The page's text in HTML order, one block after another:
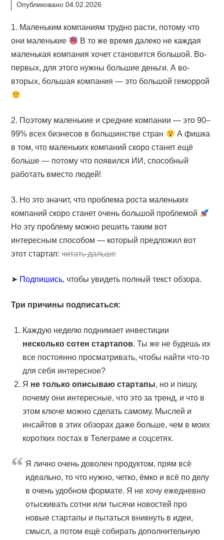
Опубликовано 04.02.2026
1. Маленьким компаниям трудно расти, потому что
они маленькие
В то же время далеко не каждая
маленькая компания хочет становится большой. Во-
первых, для этого нужны большие деньги. А во-
вторых, большая компания — это большой геморрой
2. Поэтому маленькие и средние компании — это 90–
99% всех бизнесов в большинстве стран
А фишка
в том, что маленьких компаний скоро станет ещё
больше — потому что появился ИИ, способный
работать вместо людей!
3. Но это значит, что проблема роста маленьких
компаний скоро станет очень большой проблемой
Но эту проблему можно решить таким вот
интересным способом — который предложил вот
этот стартап:читать дальше
➤ Подпишись, чтобы увидеть полный текст обзора.
Три причины подписаться:
Каждую неделю поднимает инвестиции
несколько сотен стартапов. Ты же не будешь их
все постоянно просматривать, чтобы найти что-то
для себя интересное?
Я не только описываю стартапы, но и пишу,
почему они интересные, что это за тренд, и что в
этом ключе можно сделать самому. Мыслей и
инсайтов в этих обзорах даже больше, чем в моих
коротких постах в Телеграме и соцсетях.
Я лично очень доволен продуктом, прям всё
идеально, то что нужно, четко, ёмко и всё по делу
в очень удобном формате. Я не хочу ежедневно
отыскивать сотни или тысячи новостей про
новые стартапы и пытаться вникнуть в идеи,
смысл, а потом ещё собирать дополнительную